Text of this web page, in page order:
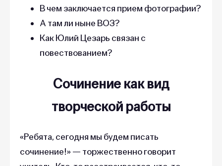
В чем заключается прием фотографии?
А там ли ныне ВОЗ?
Как Юлий Цезарь связан с
повествованием?
Сочинение как вид
творческой работы
«Ребята, сегодня мы будем писать
сочинение!» — торжественно говорит